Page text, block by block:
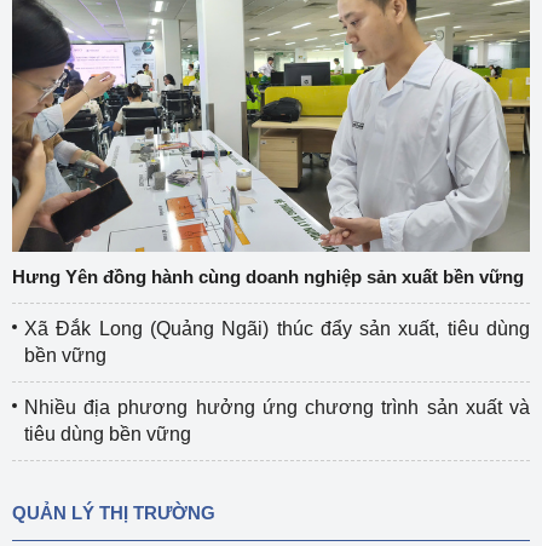
Hưng Yên đồng hành cùng doanh nghiệp sản xuất bền vững
Xã Đắk Long (Quảng Ngãi) thúc đẩy sản xuất, tiêu dùng
bền vững
Nhiều địa phương hưởng ứng chương trình sản xuất và
tiêu dùng bền vững
QUẢN LÝ THỊ TRƯỜNG